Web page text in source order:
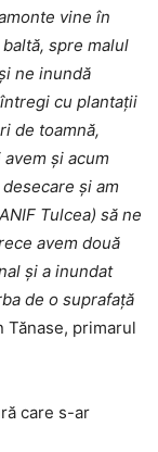
vine în
spre malul
ne inundă
cu plantații
de toamnă,
și acum
și am
Tulcea) să ne
avem două
și a inundat
de o suprafață
Tănase, primarul
care s-ar